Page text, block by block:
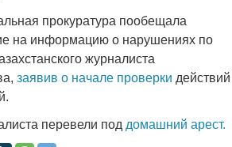
прокуратура пообещала
на информацию о нарушениях по
журналиста
заявив о начале проверки действий
перевели под домашний арест.